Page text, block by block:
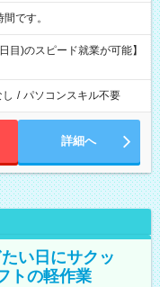
時間です。
目)のスピード就業が可能】
/ パソコンスキル不要
詳細へ
い日にサクッ
トの軽作業